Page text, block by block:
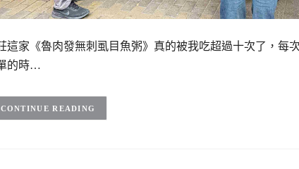
這家《魯肉發無刺虱目魚粥》真的被我吃超過十次了，每
的時…
CONTINUE READING